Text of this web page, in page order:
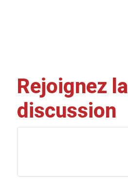
Rejoignez la
discussion